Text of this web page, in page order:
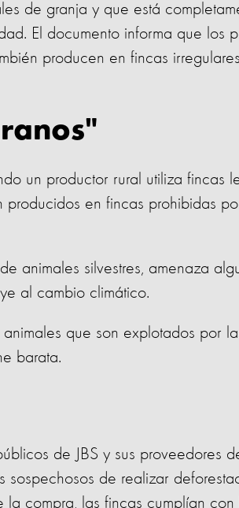
de granja y que está
El documento informa que los
producen en fincas
un productor rural utiliza fincas
producidos en fincas prohibidas
animales silvestres, amenaza
al cambio climático.
que son explotados por
barata.
de JBS y sus proveedores
sospechosos de realizar
la compra, las fincas cumplían con